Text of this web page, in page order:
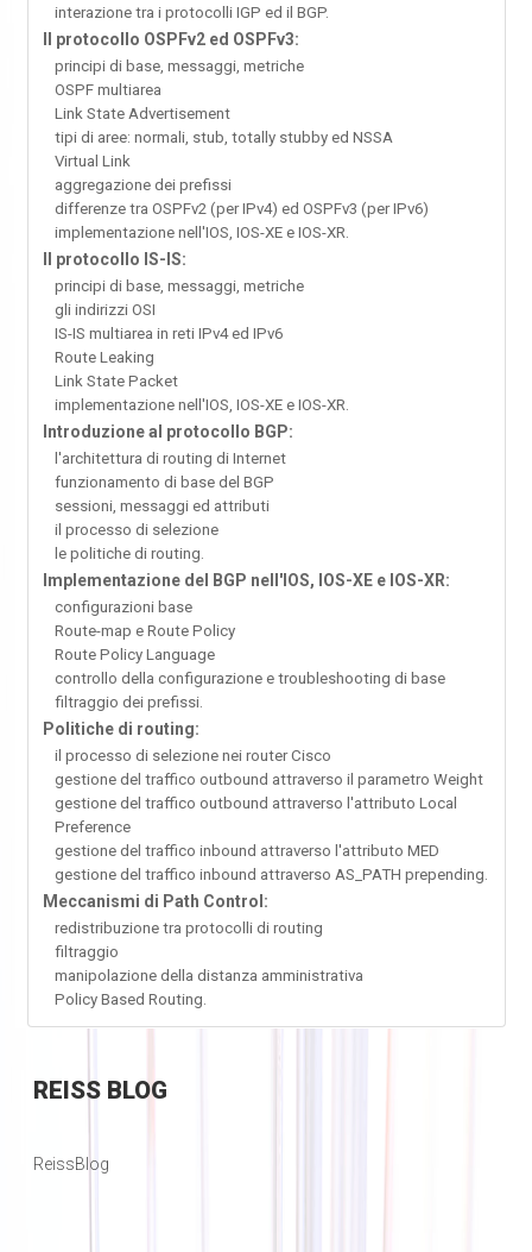
interazione tra i protocolli IGP ed il BGP.
Il protocollo OSPFv2 ed OSPFv3:
principi di base, messaggi, metriche
OSPF multiarea
Link State Advertisement
tipi di aree: normali, stub, totally stubby ed NSSA
Virtual Link
aggregazione dei prefissi
differenze tra OSPFv2 (per IPv4) ed OSPFv3 (per IPv6)
implementazione nell'IOS, IOS-XE e IOS-XR.
Il protocollo IS-IS:
principi di base, messaggi, metriche
gli indirizzi OSI
IS-IS multiarea in reti IPv4 ed IPv6
Route Leaking
Link State Packet
implementazione nell'IOS, IOS-XE e IOS-XR.
Introduzione al protocollo BGP:
l'architettura di routing di Internet
funzionamento di base del BGP
sessioni, messaggi ed attributi
il processo di selezione
le politiche di routing.
Implementazione del BGP nell'IOS, IOS-XE e IOS-XR:
configurazioni base
Route-map e Route Policy
Route Policy Language
controllo della configurazione e troubleshooting di base
filtraggio dei prefissi.
Politiche di routing:
il processo di selezione nei router Cisco
gestione del traffico outbound attraverso il parametro Weight
gestione del traffico outbound attraverso l'attributo Local
Preference
gestione del traffico inbound attraverso l'attributo MED
gestione del traffico inbound attraverso AS_PATH prepending.
Meccanismi di Path Control:
redistribuzione tra protocolli di routing
filtraggio
manipolazione della distanza amministrativa
Policy Based Routing.
REISSBLOG
ReissBlog